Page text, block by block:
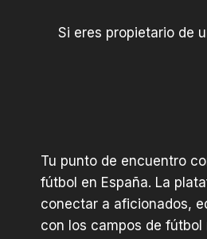
Si eres propietario de
Tu punto de encuentro
fútbol en España. La
conectar a aficionados,
con los campos de